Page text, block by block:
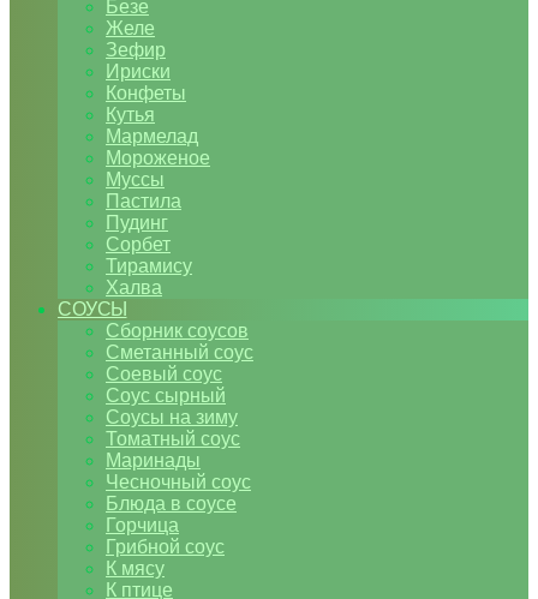
Безе
Желе
Зефир
Ириски
Конфеты
Кутья
Мармелад
Мороженое
Муссы
Пастила
Пудинг
Сорбет
Тирамису
Халва
СОУСЫ
Сборник соусов
Сметанный соус
Соевый соус
Соус сырный
Соусы на зиму
Томатный соус
Маринады
Чесночный соус
Блюда в соусе
Горчица
Грибной соус
К мясу
К птице